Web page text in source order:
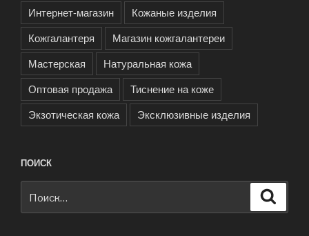
Интернет-магазин
Кожаные изделия
Кожгалантеря
Магазин кожгалантереи
Мастерская
Натуральная кожа
Оптовая продажа
Тиснение на коже
Экзотическая кожа
Эксклюзивные изделия
ПОИСК